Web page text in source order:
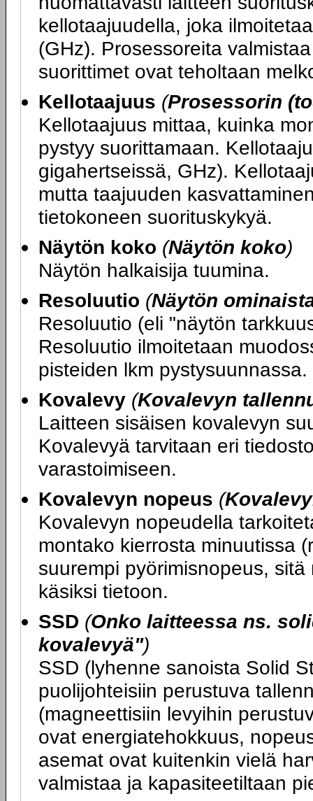
kellotaajuudella, joka
(GHz). Prosessoreita
suorittimet ovat teholtaan
Kellotaajuus (Prosessorin
Kellotaajuus mittaa, kuinka
pystyy suorittamaan.
gigahertseissä, GHz).
mutta taajuuden
tietokoneen suorituskykyä.
Näytön koko (Näytön koko)
Näytön halkaisija tuumina.
Resoluutio (Näytön
Resoluutio (eli "näytön
Resoluutio ilmoitetaan
pisteiden lkm pystysuunnassa.
Kovalevy (Kovalevyn
Laitteen sisäisen kovalevyn
Kovalevyä tarvitaan eri
varastoimiseen.
Kovalevyn nopeus (
Kovalevyn nopeudella
montako kierrosta minuutissa
suurempi pyörimisnopeus,
käsiksi tietoon.
SSD (Onko laitteessa ns.
kovalevyä")
SSD (lyhenne sanoista Solid
puolijohteisiin perustuva
(magneettisiin levyihin
ovat energiatehokkuus,
asemat ovat kuitenkin vielä
valmistaa ja kapasiteetiltaan